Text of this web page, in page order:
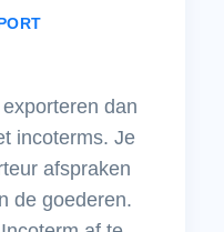
dan
incoterms. Je
afspraken
de goederen.